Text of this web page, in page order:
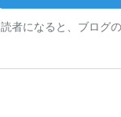
読者になると、ブログ